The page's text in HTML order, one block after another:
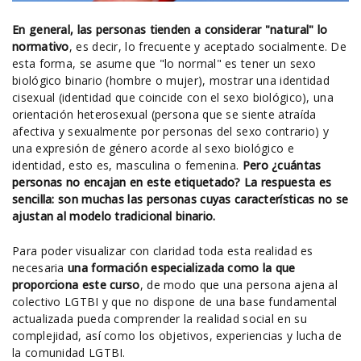
En general, las personas tienden a considerar "natural" lo
normativo, es decir, lo frecuente y aceptado socialmente. De
esta forma, se asume que "lo normal" es tener un sexo
biológico binario (hombre o mujer), mostrar una identidad
cisexual (identidad que coincide con el sexo biológico), una
orientación heterosexual (persona que se siente atraída
afectiva y sexualmente por personas del sexo contrario) y
una expresión de género acorde al sexo biológico e
identidad, esto es, masculina o femenina. Pero ¿cuántas
personas no encajan en este etiquetado? La respuesta es
sencilla: son muchas las personas cuyas características no se
ajustan al modelo tradicional binario.
Para poder visualizar con claridad toda esta realidad es
necesaria una formación especializada como la que
proporciona este curso, de modo que una persona ajena al
colectivo LGTBI y que no dispone de una base fundamental
actualizada pueda comprender la realidad social en su
complejidad, así como los objetivos, experiencias y lucha de
la comunidad LGTBI.